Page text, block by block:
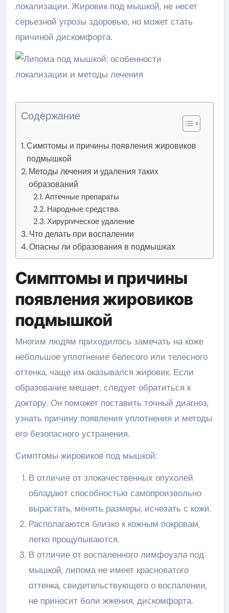
локализации. Жировик под мышкой, не несет
серьезной угрозы здоровью, но может стать
причиной дискомфорта.
Содержание
Симптомы и причины появления жировиков
подмышкой
Методы лечения и удаления таких
образований
Аптечные препараты
Народные средства
Хирургическое удаление
Что делать при воспалении
Опасны ли образования в подмышках
Симптомы и причины
появления жировиков
подмышкой
Многим людям приходилось замечать на коже
небольшое уплотнение белесого или телесного
оттенка, чаще им оказывался жировик. Если
образование мешает, следует обратиться к
доктору. Он поможет поставить точный диагноз,
узнать причину появления уплотнения и методы
его безопасного устранения.
Симптомы жировиков под мышкой:
В отличие от злокачественных опухолей
обладают способностью самопроизвольно
вырастать, менять размеры, исчезать с кожи.
Располагаются близко к кожным покровам,
легко прощупываются.
В отличие от воспаленного лимфоузла под
мышкой, липома не имеет красноватого
оттенка, свидетельствующего о воспалении,
не приносит боли жжения, дискомфорта.